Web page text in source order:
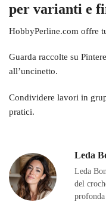
per varianti e
HobbyPerline.com offre
Guarda raccolte su
all’uncinetto.
Condividere lavori in
pratici.
Leda
Leda
del